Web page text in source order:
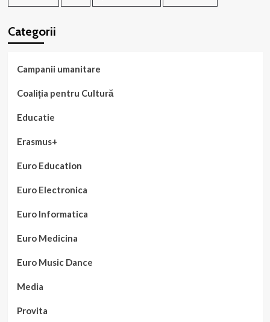
Categorii
Campanii umanitare
Coaliția pentru Cultură
Educatie
Erasmus+
Euro Education
Euro Electronica
Euro Informatica
Euro Medicina
Euro Music Dance
Media
Provita